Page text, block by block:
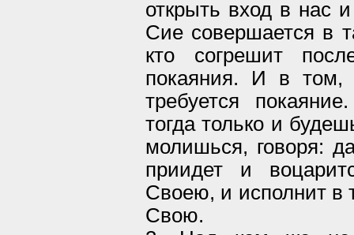
открыть вход в нас
Сие совершается в
кто согрешит
покаяния. И в том,
требуется
тогда только и
молишься, говоря:
приидет и
Своею, и исполнит в
Свою.